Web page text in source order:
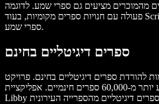
פעולה עם חנויות ספרים מקומיות, בעוד Scribd ו-Audible מציעות מנויי
ספרי שמע.
ספרים דיגיטליים בחינם
להורדת ספרים דיגיטליים בחינם. פרויקט
גוטנברג הוא מיזם שמציע יותר מ-60,000 ספרים חינמיים. אפליקציית